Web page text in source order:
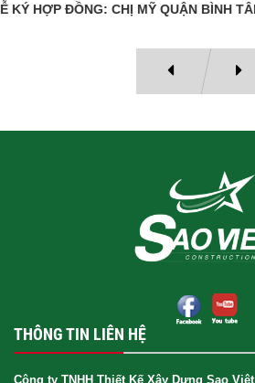
LỄ BÀN GIAO NHÀ: CÔ VÂN QUẬN 11
THÔNG TIN LIÊN HỆ
Công ty TNHH Thiết Kế Xây Dựng Sao Việt